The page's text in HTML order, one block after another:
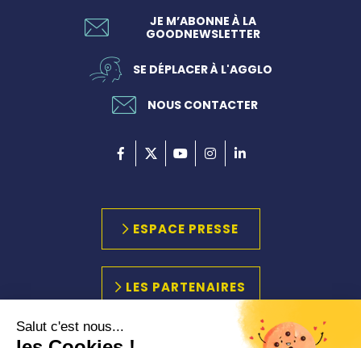
Salut c'est nous...
JE M’ABONNE À LA
GOODNEWSLETTER
SE DÉPLACER À L'AGGLO
NOUS CONTACTER
ESPACE PRESSE
LES PARTENAIRES